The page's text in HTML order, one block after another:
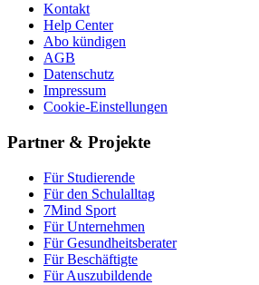
Kontakt
Help Center
Abo kündigen
AGB
Datenschutz
Impressum
Cookie-Einstellungen
Partner & Projekte
Für Stu­die­rende
Für den Schulalltag
7Mind Sport
Für Unter­neh­men
Für Gesund­heits­be­ra­ter
Für Beschäftigte
Für Auszubildende